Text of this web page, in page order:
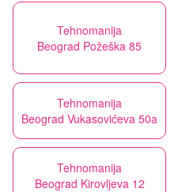
Tehnomanija
Beograd Požeška 85
Tehnomanija
Beograd Vukasovićeva 50a
Tehnomanija
Beograd Kirovljeva 12